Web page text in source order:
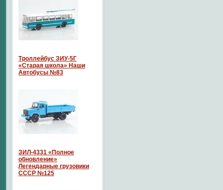
Троллейбус ЗИУ-5Г
«Старая школа» Наши
Автобусы №83
ЗИЛ-4331 «Полное
обновление»
Легендарные грузовики
СССР №125